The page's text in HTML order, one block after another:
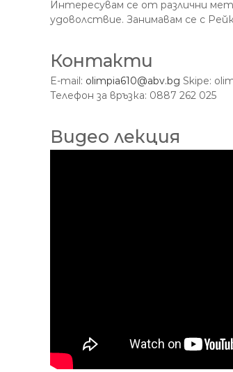
Интересувам се от различни
удоволствие. Занимавам се с
Контакти
E-mail: olimpia610@abv.bg Skipe:
Телефон за връзка: 0887 262 025
Видео лекция